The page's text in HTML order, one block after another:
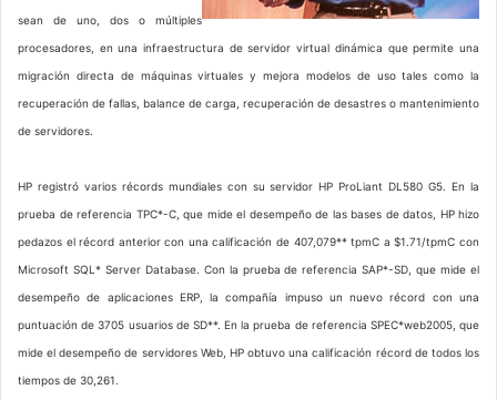
sean de uno, dos o múltiples
procesadores, en una infraestructura de servidor virtual dinámica que permite una
migración directa de máquinas virtuales y mejora modelos de uso tales como la
recuperación de fallas, balance de carga, recuperación de desastres o mantenimiento
de servidores.
HP registró varios récords mundiales con su servidor HP ProLiant DL580 G5. En la
prueba de referencia TPC*-C, que mide el desempeño de las bases de datos, HP hizo
pedazos el récord anterior con una calificación de 407,079** tpmC a $1.71/tpmC con
Microsoft SQL* Server Database. Con la prueba de referencia SAP*-SD, que mide el
desempeño de aplicaciones ERP, la compañía impuso un nuevo récord con una
puntuación de 3705 usuarios de SD**. En la prueba de referencia SPEC*web2005, que
mide el desempeño de servidores Web, HP obtuvo una calificación récord de todos los
tiempos de 30,261.